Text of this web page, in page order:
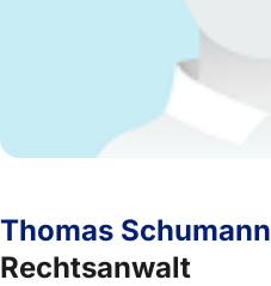
Thomas Schumann
Rechtsanwalt